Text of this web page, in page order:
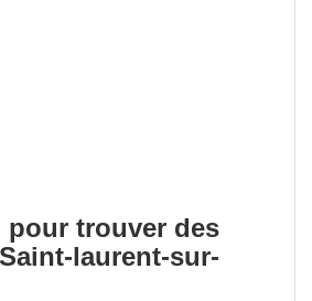
trouver des
laurent-sur-